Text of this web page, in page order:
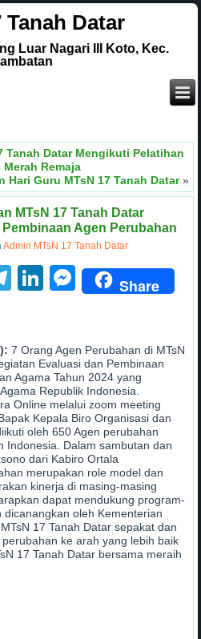
Tanah Datar
Luar Nagari III Koto, Kec.
Tanah Datar Mengikuti Pelatihan
Merah Remaja
Hari Guru MTsN 17 Tanah Datar»
MTsN 17 Tanah Datar
Agen Perubahan
Admin MTsN 17 Tanah Datar
Telegram
LinkedIn
Share
7 Orang Agen Perubahan di MTsN
Evaluasi dan Pembinaan
Agama Tahun 2024 yang
Republik Indonesia.
Online melalui zoom meeting
Kepala Biro Organisasi dan
oleh 650 Agen perubahan
Indonesia. Dalam sambutan dan
dari Kabiro Ortala
merupakan role model dan
kinerja di masing-masing
dapat mendukung program-
oleh Kementerian
17 Tanah Datar sepakat dan
ke arah yang lebih baik
17 Tanah Datar bersama meraih